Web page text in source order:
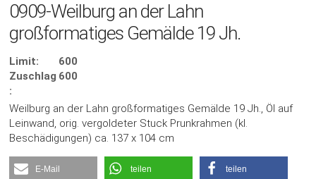
0909-Weilburg an der Lahn
großformatiges Gemälde 19 Jh.
Limit:
600
Zuschlag
:
600
Weilburg an der Lahn großformatiges Gemälde 19 Jh., Öl auf
Leinwand, orig. vergoldeter Stuck Prunkrahmen (kl.
Beschädigungen) ca. 137 x 104 cm
E-Mail teilen teilen